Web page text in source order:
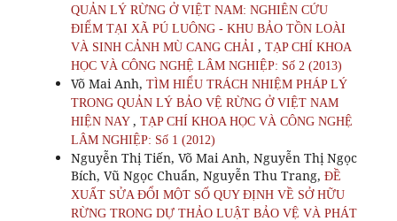
QUẢN LÝ RỪNG Ở VIỆT NAM: NGHIÊN CỨU
ĐIỂM TẠI XÃ PÚ LUÔNG - KHU BẢO TỒN LOÀI
VÀ SINH CẢNH MÙ CANG CHẢI , TẠP CHÍ KHOA
HỌC VÀ CÔNG NGHỆ LÂM NGHIỆP: Số 2 (2013)
Võ Mai Anh, TÌM HIỂU TRÁCH NHIỆM PHÁP LÝ
TRONG QUẢN LÝ BẢO VỆ RỪNG Ở VIỆT NAM
HIỆN NAY , TẠP CHÍ KHOA HỌC VÀ CÔNG NGHỆ
LÂM NGHIỆP: Số 1 (2012)
Nguyễn Thị Tiến, Võ Mai Anh, Nguyễn Thị Ngọc
Bích, Vũ Ngọc Chuẩn, Nguyễn Thu Trang, ĐỀ
XUẤT SỬA ĐỔI MỘT SỐ QUY ĐỊNH VỀ SỞ HỮU
RỪNG TRONG DỰ THẢO LUẬT BẢO VỆ VÀ PHÁT